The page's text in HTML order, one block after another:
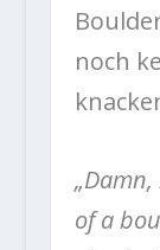
noch
of a